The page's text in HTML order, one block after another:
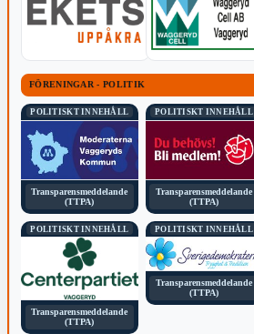
FÖRENINGAR - POLITIK
POLITISKT INNEHÅLL
Transparensmeddelande
(TTPA)
POLITISKT INNEHÅLL
Transparensmeddelande
(TTPA)
POLITISKT INNEHÅLL
Transparensmeddelande
(TTPA)
POLITISKT INNEHÅLL
Transparensmeddelande
(TTPA)